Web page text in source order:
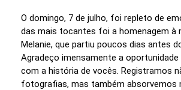
O domingo, 7 de julho, foi repleto de
das mais tocantes foi a homenagem à
Melanie, que partiu poucos dias antes
Agradeço imensamente a oportunidade
com a história de vocês. Registramos
fotografias, mas também absorvemos